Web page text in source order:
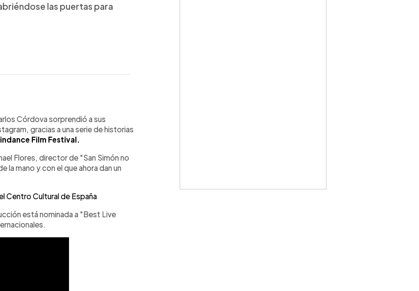
las puertas para
Córdova sorprendió a sus
gracias a una serie de historias
Film Festival.
Flores, director de "San Simón no
la mano y con el que ahora dan un
Centro Cultural de España
está nominada a "Best Live